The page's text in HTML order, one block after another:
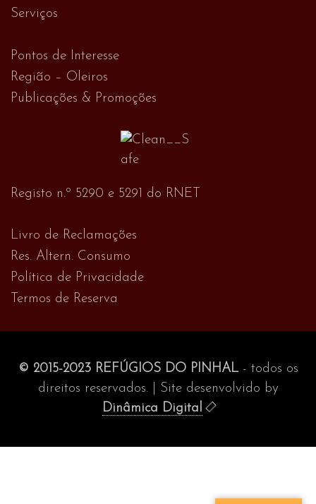
Serviços
Pontos de Interesse
Região – Oleiros
Publicações & Promoções
Registo n.º 5290 e 5291 do RNET
Livro de Reclamações
Res. Altern. Consumo
Política de Privacidade
Termos de Reserva
© 2015-2023 REFÚGIOS DO PINHAL- todos os
direitos reservados. | Site desenvolvido by
Dinâmica Digital